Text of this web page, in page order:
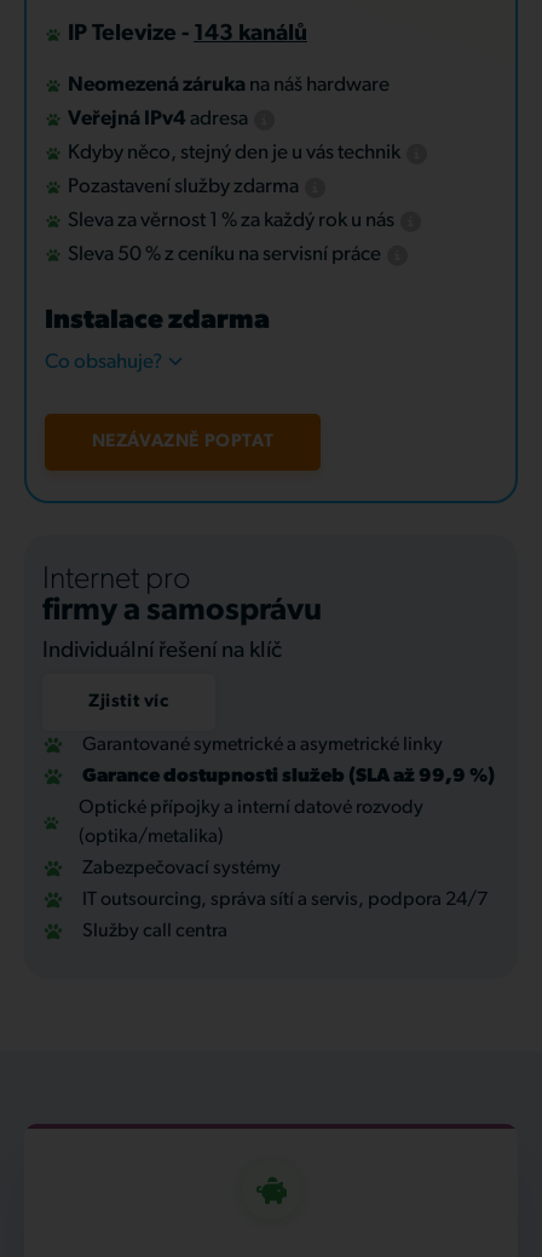
IP Televize - 143 kanálů
Neomezená záruka na náš hardware
Veřejná IPv4 adresa
Kdyby něco, stejný den je u vás technik
Pozastavení služby zdarma
Sleva za věrnost 1 % za každý rok u nás
Sleva 50 % z ceníku na servisní práce
Instalace zdarma
Co obsahuje?
NEZÁVAZNĚ POPTAT
Internet pro
firmy a samosprávu
Individuální řešení na klíč
Zjistit víc
Garantované symetrické a asymetrické linky
Garance dostupnosti služeb (SLA až 99,9 %)
Optické přípojky a interní datové rozvody
(optika/metalika)
Zabezpečovací systémy
IT outsourcing, správa sítí a servis, podpora 24/7
Služby call centra